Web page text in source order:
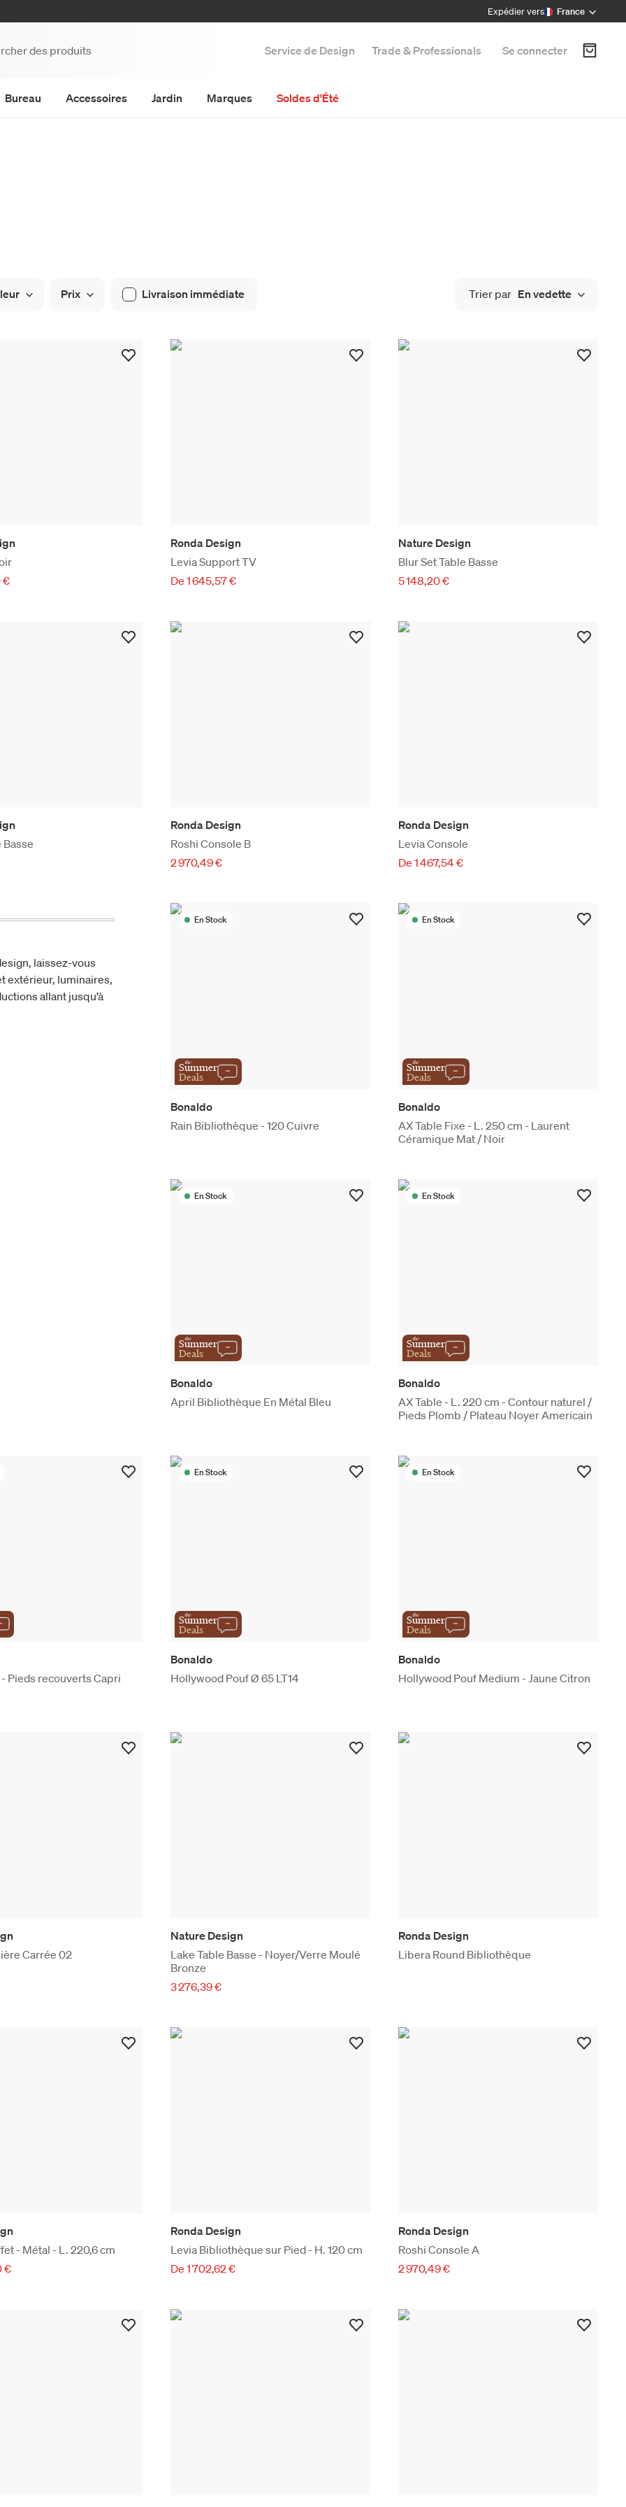
Expédier vers France
Service de Design Trade & Professionals Se connecter
Bureau Accessoires Jardin Marques Soldes d'Été
Prix Livraison immédiate Trier par En vedette
€
Ronda Design
Levia Support TV
De 1 645,57 €
Nature Design
Blur Set Table Basse
5 148,20 €
Basse
Ronda Design
Roshi Console B
2 970,49 €
Ronda Design
Levia Console
De 1 467,54 €
laissez-vous
extérieur, luminaires,
allant jusqu’à
En Stock
the
Summer
Deals
Bonaldo
Rain Bibliothèque - 120 Cuivre
En Stock
the
Summer
Deals
Bonaldo
AX Table Fixe - L. 250 cm - Laurent
Céramique Mat / Noir
En Stock
the
Summer
Deals
Bonaldo
April Bibliothèque En Métal Bleu
En Stock
the
Summer
Deals
Bonaldo
AX Table - L. 220 cm - Contour naturel /
Pieds Plomb / Plateau Noyer Americain
- Pieds recouverts Capri
En Stock
the
Summer
Deals
Bonaldo
Hollywood Pouf Ø 65 LT14
En Stock
the
Summer
Deals
Bonaldo
Hollywood Pouf Medium - Jaune Citron
Carrée 02
Nature Design
Lake Table Basse - Noyer/Verre Moulé
Bronze
3 276,39 €
Ronda Design
Libera Round Bibliothèque
- Métal - L. 220,6 cm
€
Ronda Design
Levia Bibliothèque sur Pied - H. 120 cm
De 1 702,62 €
Ronda Design
Roshi Console A
2 970,49 €